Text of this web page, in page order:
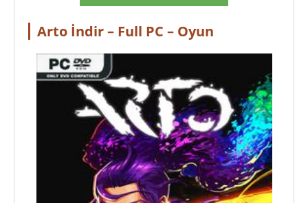
Arto İndir – Full PC – Oyun